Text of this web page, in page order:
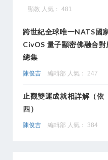
顯教 人氣： 481
跨世紀全球唯一NATS國
CivOS 量子顯密佛融合
總集
陳俊吉 編輯部 人氣： 247
止觀雙運成就相詳解（
四）
陳俊吉 編輯部 人氣： 384